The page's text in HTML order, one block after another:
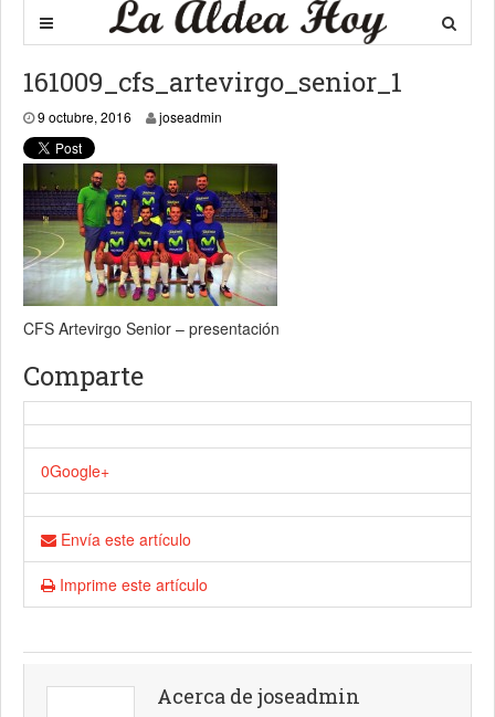
161009_cfs_artevirgo_senior_1
9 octubre, 2016 9 octubre, 2016
joseadmin
CFS Artevirgo Senior – presentación
Comparte
0Google+
Envía este artículo
Imprime este artículo
Acerca de joseadmin